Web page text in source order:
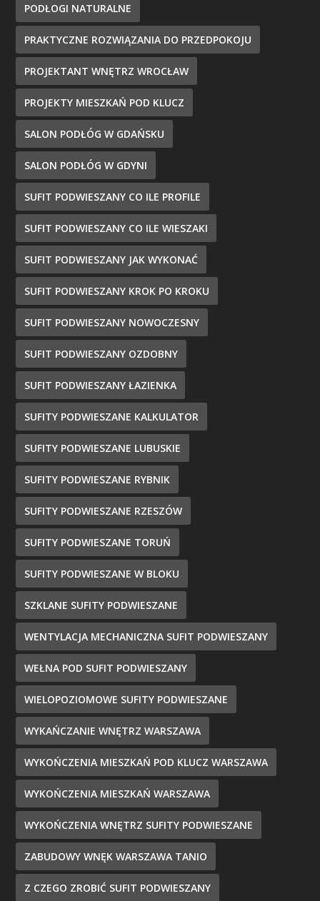
PODŁOGI NATURALNE
PRAKTYCZNE ROZWIĄZANIA DO PRZEDPOKOJU
PROJEKTANT WNĘTRZ WROCŁAW
PROJEKTY MIESZKAŃ POD KLUCZ
SALON PODŁÓG W GDAŃSKU
SALON PODŁÓG W GDYNI
SUFIT PODWIESZANY CO ILE PROFILE
SUFIT PODWIESZANY CO ILE WIESZAKI
SUFIT PODWIESZANY JAK WYKONAĆ
SUFIT PODWIESZANY KROK PO KROKU
SUFIT PODWIESZANY NOWOCZESNY
SUFIT PODWIESZANY OZDOBNY
SUFIT PODWIESZANY ŁAZIENKA
SUFITY PODWIESZANE KALKULATOR
SUFITY PODWIESZANE LUBUSKIE
SUFITY PODWIESZANE RYBNIK
SUFITY PODWIESZANE RZESZÓW
SUFITY PODWIESZANE TORUŃ
SUFITY PODWIESZANE W BLOKU
SZKLANE SUFITY PODWIESZANE
WENTYLACJA MECHANICZNA SUFIT PODWIESZANY
WEŁNA POD SUFIT PODWIESZANY
WIELOPOZIOMOWE SUFITY PODWIESZANE
WYKAŃCZANIE WNĘTRZ WARSZAWA
WYKOŃCZENIA MIESZKAŃ POD KLUCZ WARSZAWA
WYKOŃCZENIA MIESZKAŃ WARSZAWA
WYKOŃCZENIA WNĘTRZ SUFITY PODWIESZANE
ZABUDOWY WNĘK WARSZAWA TANIO
Z CZEGO ZROBIĆ SUFIT PODWIESZANY